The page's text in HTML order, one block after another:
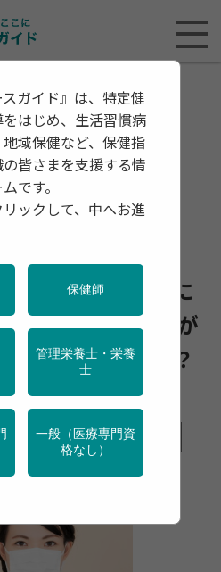
ス感染症の流行に
防ぐための対策が
重症化しやすい？
学校保健 特定保健指導
スガイド』は、特定健
はじめ、生活習慣病
域保健など、保健指
皆さまを支援する情
です。
ックして、中へお進
保健師
管理栄養士・栄養
士
一般（医療専門資
格なし）